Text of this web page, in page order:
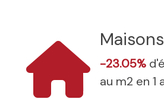
Maisons
-23.05%
au m2 en 1